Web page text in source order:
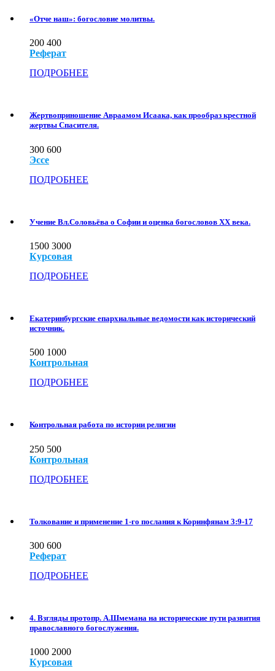
«Отче наш»: богословие молитвы.
200 400
Реферат
ПОДРОБНЕЕ
Жертвоприношение Авраамом Исаака, как прообраз крестной
жертвы Спасителя.
300 600
Эссе
ПОДРОБНЕЕ
Учение Вл.Соловьёва о Софии и оценка богословов XX века.
1500 3000
Курсовая
ПОДРОБНЕЕ
Екатеринбургские епархиальные ведомости как исторический
источник.
500 1000
Контрольная
ПОДРОБНЕЕ
Контрольная работа по истории религии
250 500
Контрольная
ПОДРОБНЕЕ
Толкование и применение 1-го послания к Коринфянам 3:9-17
300 600
Реферат
ПОДРОБНЕЕ
4. Взгляды протопр. А.Шмемана на исторические пути развития
православного богослужения.
1000 2000
Курсовая